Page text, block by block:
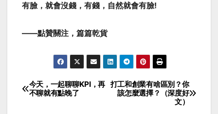
有臉，就會沒錢，有錢，自然就會有臉!
——點贊關注，篇篇乾貨
Post
打工和創業有啥區別？你
該怎麼選擇？（深度好
文）
今天，一起聊聊KPI，再
不聊就有點晚了